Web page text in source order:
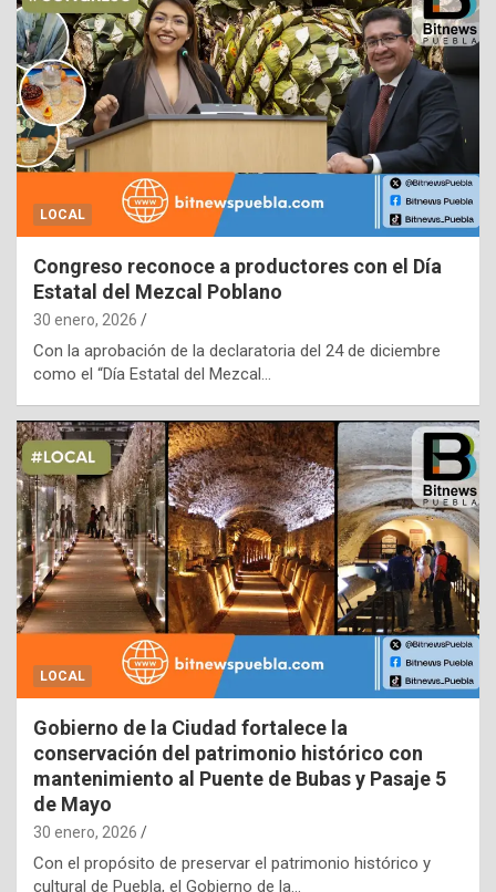
LOCAL
Congreso reconoce a productores con el Día
Estatal del Mezcal Poblano
30 enero, 2026
Con la aprobación de la declaratoria del 24 de diciembre
como el “Día Estatal del Mezcal…
LOCAL
Gobierno de la Ciudad fortalece la
conservación del patrimonio histórico con
mantenimiento al Puente de Bubas y Pasaje 5
de Mayo
30 enero, 2026
Con el propósito de preservar el patrimonio histórico y
cultural de Puebla, el Gobierno de la…